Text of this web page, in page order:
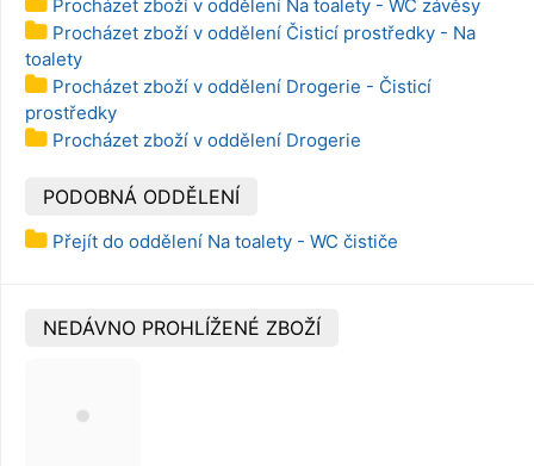
Procházet zboží v oddělení Na toalety - WC závěsy
Procházet zboží v oddělení Čisticí prostředky - Na
toalety
Procházet zboží v oddělení Drogerie - Čisticí
prostředky
Procházet zboží v oddělení Drogerie
PODOBNÁ ODDĚLENÍ
Přejít do oddělení Na toalety - WC čističe
NEDÁVNO PROHLÍŽENÉ ZBOŽÍ